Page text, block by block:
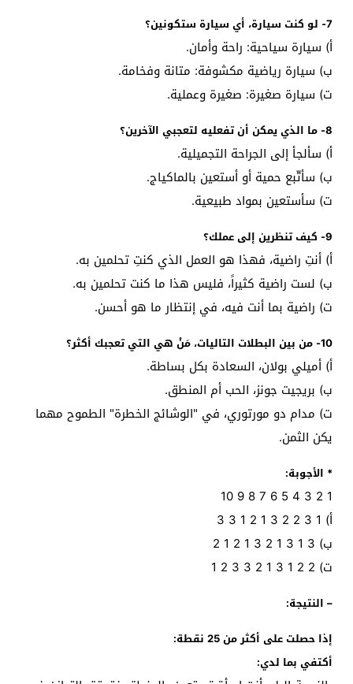
7- لو كنت سيارة، أي سيارة ستكونين؟
أ‌) سيارة سياحية: راحة وأمان.
ب‌) سيارة رياضية مكشوفة: متانة وفخامة.
ت‌) سيارة صغيرة: صغيرة وعملية.
8- ما الذي يمكن أن تفعليه لتعجبي الآخرين؟
أ‌) سألجأ إلى الجراحة التجميلية.
ب‌) سأتّبع حمية أو أستعين بالماكياج.
ت‌) سأستعين بمواد طبيعية.
9- كيف تنظرين إلى عملك؟
أ‌) أنتِ راضية، فهذا هو العمل الذي كنتِ تحلمين به.
ب‌) لست راضية كثيراً، فليس هذا ما كنت تحلمين به.
ت‌) راضية بما أنت فيه، في إنتظار ما هو أحسن.
10- من بين البطلات التاليات، مَنْ هي التي تعجبك أكثر؟
أ‌) أميلي بولان، السعادة بكل بساطة.
ب‌) بريجيت جونز، الحب أم المنطق.
ت‌) مدام دو مورتوري، في "الوشائج الخطرة" الطموح مهما
يكن الثمن.
* الأجوبة:
1 2 3 4 5 6 7 8 9 10
أ) 1 3 2 2 3 1 2 1 3 3
ب) 3 1 3 1 2 3 1 2 1 2
ت) 2 2 1 3 1 2 3 3 2 1
– النتيجة:
إذا حصلت على أكثر من 25 نقطة:
أكتفي بما لدي: